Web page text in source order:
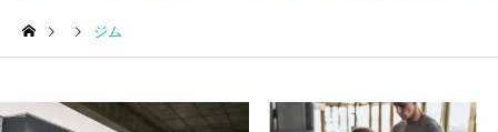
キックボクシングで本当に
が消費カロリーと週の回数
認ポイントを元日本王
ジム